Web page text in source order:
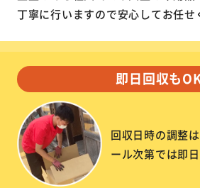
丁寧に行いますので安心してお任せ
即日回収も
回収日時の調整
ール次第では即